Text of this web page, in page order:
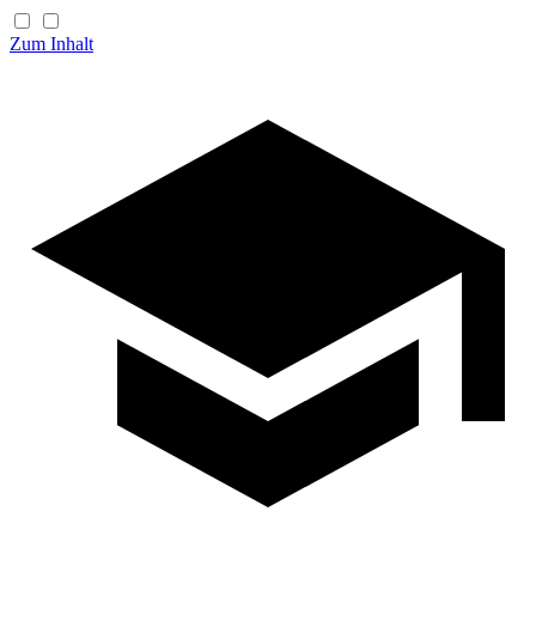
Zum Inhalt